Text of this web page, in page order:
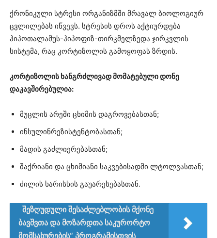
ქრონიკული სტრესი ორგანიზმში მრავალ ბიოლოგიურ
ცვლილებას იწვევს. სტრესის დროს აქტიურდება
ჰიპოთალამუს-ჰიპოფიზ-თირკმელზედა ჯირკვლის
სისტემა, რაც კორტიზოლის გამოყოფას ზრდის.
კორტიზოლის ხანგრძლივად მომატებული დონე
დაკავშირებულია:
მუცლის არეში ცხიმის დაგროვებასთან;
ინსულინრეზისტენტობასთან;
მადის გაძლიერებასთან;
შაქრიანი და ცხიმიანი საკვებისადმი ლტოლვასთან;
ძილის ხარისხის გაუარესებასთან.
შეზღუდული შესაძლებლობის მქონე
ბავშვთა და მოზარდთა საკურორტო
მომსახურების“ პროგრამისთვის